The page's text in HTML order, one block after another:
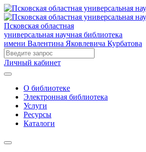
Псковская областная
универсальная научная библиотека
имени Валентина Яковлевича Курбатова
Личный кабинет
О библиотеке
Электронная библиотека
Услуги
Ресурсы
Каталоги